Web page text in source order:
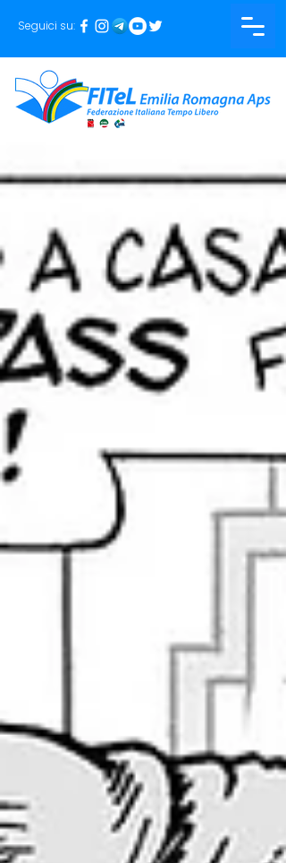
Seguici su: